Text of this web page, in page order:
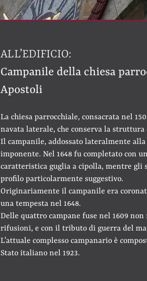
ALL’EDIFICIO:
Campanile della chiesa
Apostoli
La chiesa parrocchiale, consacrata nel
navata laterale, che conserva la
Il campanile, addossato lateralmente
imponente. Nel 1648 fu completato con
caratteristica guglia a cipolla, mentre gli
profilo particolarmente suggestivo.
Originariamente il campanile era
una tempesta nel 1648.
Delle quattro campane fuse nel 1609
rifusioni, e con il tributo di guerra del
L’attuale complesso campanario è
Stato italiano nel 1923.